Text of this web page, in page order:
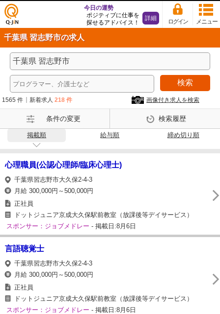
仕事
探し
の求
人サ
イト
Q-Ji
メニュー
ログイン
今日の運勢
ポジティブに仕事を
探せるアドバイス！
詳細
千葉県 習志野市の求人
検索
1565 件 新着求人 218 件 画像付き求人を検索
条件の変更 検索履歴
掲載順 給与順 締め切り順
心理職員(公認心理師/臨床心理士)
千葉県習志野市大久保2-4-3
月給 300,000円～500,000円
正社員
ドットジュニア京成大久保駅前教室（放課後等デイサービス）
スポンサー：ジョブメドレー - 掲載日:8月6日
言語聴覚士
千葉県習志野市大久保2-4-3
月給 300,000円～500,000円
正社員
ドットジュニア京成大久保駅前教室（放課後等デイサービス）
スポンサー：ジョブメドレー - 掲載日:8月6日